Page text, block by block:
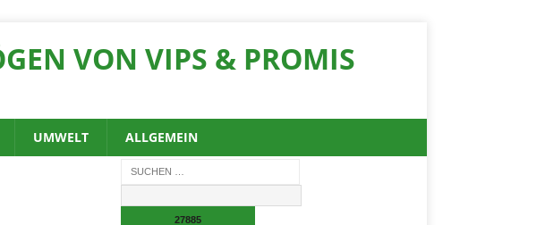
VON VIPS & PROMIS
UMWELT ALLGEMEIN